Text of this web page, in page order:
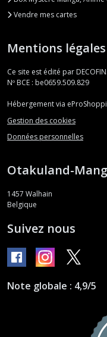
Vendre mes cartes
Mentions légales
Ce site est édité par DECOFIN.
Nº BCE : be0659.509.829
Hébergement via
Gestion des cookies
Données personnelles
Otakuland-
1457 Walhain
Belgique
Suivez nous
Note globale : 4,9/5